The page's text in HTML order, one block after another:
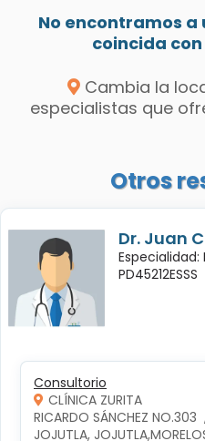
No encontramos
coincida
Cambia la
especialistas que
Otros
Dr. Juan
PD45212ESSS
Consultorio
CLÍNICA ZURITA
RICARDO SÁNCHEZ
JOJUTLA,